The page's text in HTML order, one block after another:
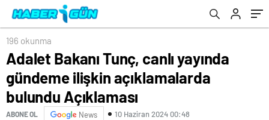
196 okunma
Adalet Bakanı Tunç, canlı yayında
gündeme ilişkin açıklamalarda
bulundu Açıklaması
ABONE OL News 10 Haziran 2024 00:48